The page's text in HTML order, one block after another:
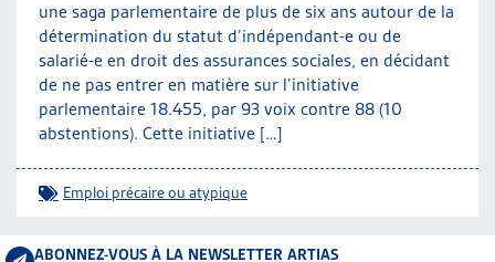
une saga parlementaire de plus de six ans autour de la
détermination du statut d’indépendant-e ou de
salarié-e en droit des assurances sociales, en décidant
de ne pas entrer en matière sur l’initiative
parlementaire 18.455, par 93 voix contre 88 (10
abstentions). Cette initiative […]
Emploi précaire ou atypique
ABONNEZ-VOUS À LA NEWSLETTER ARTIAS